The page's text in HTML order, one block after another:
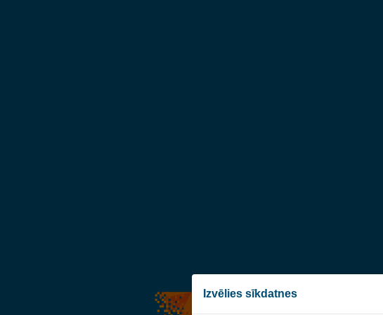
Izvēlies sīkdatnes